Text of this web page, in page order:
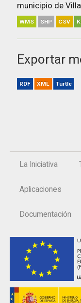
municipio de
WMS SHP CSV
Exportar
RDF XML Turtle
La Iniciativa
Aplicaciones
Documentación